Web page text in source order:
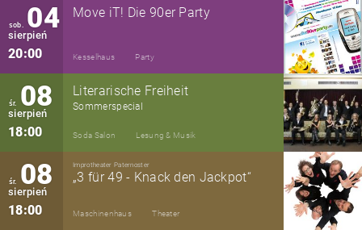
sob. 04
sierpień
20:00
Move iT! Die 90er Party
Kesselhaus Party
śr. 08
sierpień
18:00
Literarische Freiheit
Sommerspecial
Soda Salon Lesung & Musik
śr. 08
sierpień
18:00
Improtheater Paternoster
„3 für 49 - Knack den Jackpot“
Maschinenhaus Theater